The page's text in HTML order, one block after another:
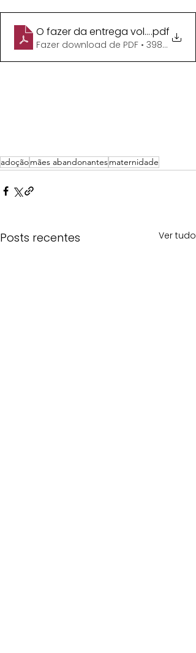
O fazer da entrega voluntaria
.pdf
Fazer download de PDF • 398KB
adoçãomães abandonantesmaternidade
Posts recentes Ver tudo